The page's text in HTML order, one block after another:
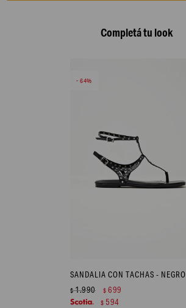
Completá tu look
64
SANDALIA CON TACHAS - NEGRO
$1.990 $ 699
$ 594